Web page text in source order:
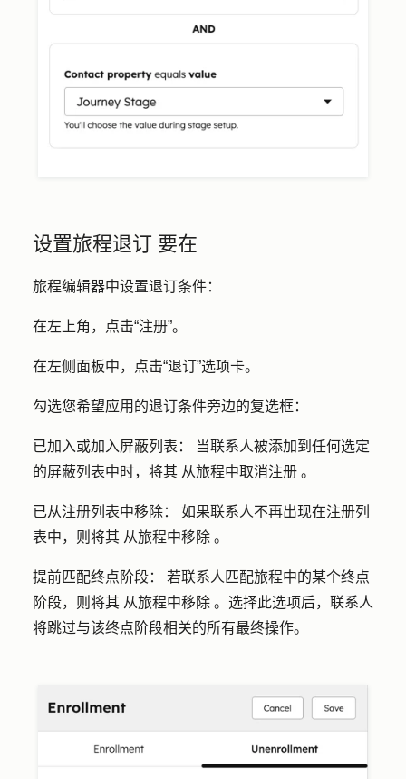
设置旅程退订 要在
旅程编辑器中设置退订条件：
在左上角，点击“注册”。
在左侧面板中，点击“退订”选项卡。
勾选您希望应用的退订条件旁边的复选框 ：
已加入或加入屏蔽列表：
当联系人被添加到任何选定
的屏蔽列表中时， 将其 从旅程中取消注册 。
已从注册列表中移除： 如果联系人不再出现在注册列
表中， 则将其 从旅程中移除 。
提前匹配终点阶段： 若联系人匹配旅程中的某个终点
阶段， 则将其 从旅程中移除 。选择此选项后，联系人
将跳过与该终点阶段相关的所有最终操作。